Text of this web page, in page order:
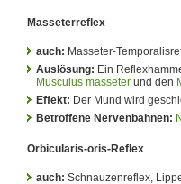
Masseterreflex
auch: Masseter-
Auslösung: Ein
Musculus masseter und den
Effekt: Der Mund wird
Betroffene Nervenbahnen:
Orbicularis-oris-Reflex
auch: Schnauzenreflex,